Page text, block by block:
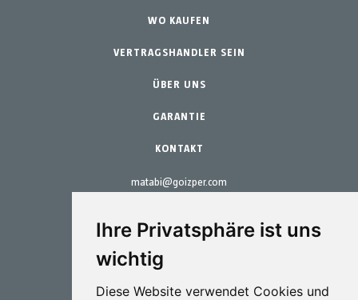
Ihre Privatsphäre ist uns
wichtig
Diese Website verwendet Cookies und
matabi@goizper.com
Schrebergarten
Professioneller Gartenbau
Gartenbau & Heim
Teams
Zubehör
Ersatzteile
Wartungs-Kits
WO KAUFEN
VERTRAGSHANDLER SEIN
ÜBER UNS
GARANTIE
KONTAKT